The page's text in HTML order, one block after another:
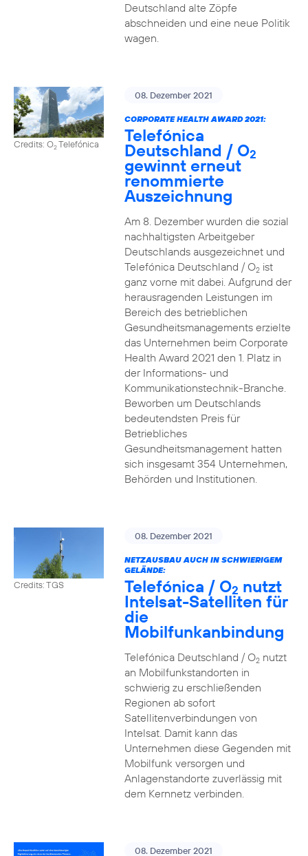
Deutschland alte Zöpfe
abschneiden und eine neue Politik
wagen.
Credits: O2Telefónica
08. Dezember 2021
CORPORATE HEALTH AWARD 2021:
Telefónica
Deutschland / O2
gewinnt erneut
renommierte
Auszeichnung
Am 8. Dezember wurden die sozial
nachhaltigsten Arbeitgeber
Deutschlands ausgezeichnet und
Telefónica Deutschland / O2ist
ganz vorne mit dabei. Aufgrund der
herausragenden Leistungen im
Bereich des betrieblichen
Gesundheitsmanagements erzielte
das Unternehmen beim Corporate
Health Award 2021 den 1. Platz in
der Informations- und
Kommunikationstechnik-Branche.
Beworben um Deutschlands
bedeutendsten Preis für
Betriebliches
Gesundheitsmanagement hatten
sich insgesamt 354 Unternehmen,
Behörden und Institutionen.
Credits: TGS
08. Dezember 2021
NETZAUSBAU AUCH IN SCHWIERIGEM
GELÄNDE:
Telefónica / O2 nutzt
Intelsat-Satelliten für
die
Mobilfunkanbindung
Telefónica Deutschland / O2nutzt
an Mobilfunkstandorten in
schwierig zu erschließenden
Regionen ab sofort
Satellitenverbindungen von
Intelsat. Damit kann das
Unternehmen diese Gegenden mit
Mobilfunk versorgen und
Anlagenstandorte zuverlässig mit
dem Kernnetz verbinden.
08. Dezember 2021